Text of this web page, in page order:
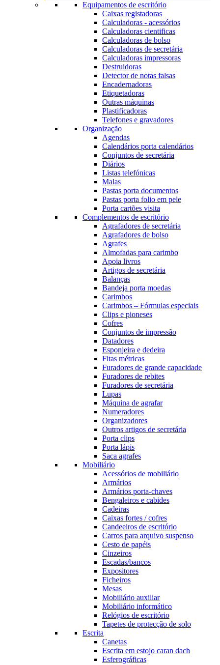
Equipamentos de escritório
Caixas registadoras
Calculadoras - acessórios
Calculadoras cientificas
Calculadoras de bolso
Calculadoras de secretária
Calculadoras impressoras
Destruidoras
Detector de notas falsas
Encadernadoras
Etiquetadoras
Outras máquinas
Plastificadoras
Telefones e gravadores
Organização
Agendas
Calendários porta calendários
Conjuntos de secretária
Diários
Listas telefónicas
Malas
Pastas porta documentos
Pastas porta folio em pele
Porta cartões visita
Complementos de escritório
Agrafadores de secretária
Agrafadores de bolso
Agrafes
Almofadas para carimbo
Apoia livros
Artigos de secretária
Balanças
Bandeja porta moedas
Carimbos
Carimbos – Fórmulas especiais
Clips e pioneses
Cofres
Conjuntos de impressão
Datadores
Esponjeira e dedeira
Fitas métricas
Furadores de grande capacidade
Furadores de rebites
Furadores de secretária
Lupas
Máquina de agrafar
Numeradores
Organizadores
Outros artigos de secretária
Porta clips
Porta lápis
Saca agrafes
Mobiliário
Acessórios de mobiliário
Armários
Armários porta-chaves
Bengaleiros e cabides
Cadeiras
Caixas fortes / cofres
Candeeiros de escritório
Carros para arquivo suspenso
Cesto de papéis
Cinzeiros
Escadas/bancos
Expositores
Ficheiros
Mesas
Mobiliário auxiliar
Mobiliário informático
Relógios de escritório
Tapetes de protecção de solo
Escrita
Canetas
Escrita em estojo caran dach
Esferográficas